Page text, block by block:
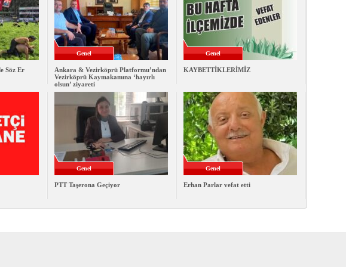
Söz Er
Genel
Ankara & Vezirköprü Platformu’ndan
Vezirköprü Kaymakamına ‘hayırlı
olsun’ ziyareti
Genel
KAYBETTİKLERİMİZ
Genel
PTT Taşerona Geçiyor
Genel
Erhan Parlar vefat etti